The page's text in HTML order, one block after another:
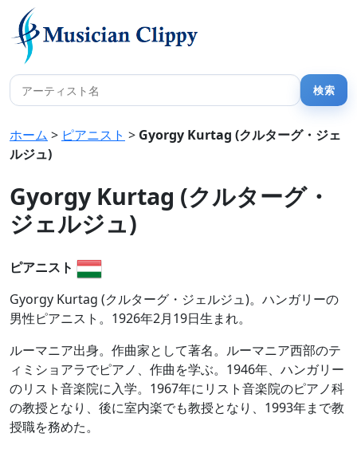
ホーム > ピアニスト > Gyorgy Kurtag (クルターグ・ジェ
ルジュ)
Gyorgy Kurtag (クルターグ・
ジェルジュ)
ピアニスト
Gyorgy Kurtag (クルターグ・ジェルジュ)。ハンガリーの
男性ピアニスト。1926年2月19日生まれ。
ルーマニア出身。作曲家として著名。ルーマニア西部のテ
ィミショアラでピアノ、作曲を学ぶ。1946年、ハンガリー
のリスト音楽院に入学。1967年にリスト音楽院のピアノ科
の教授となり、後に室内楽でも教授となり、1993年まで教
授職を務めた。